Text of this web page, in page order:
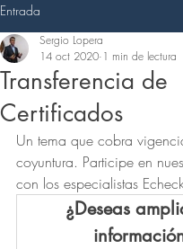
Entrada
Transferencia de
Certificados
Sergio Lopera
14 oct 2020 1 min de lectura
Un tema que cobra
coyuntura. Participe en
con los especialistas
¿Deseas